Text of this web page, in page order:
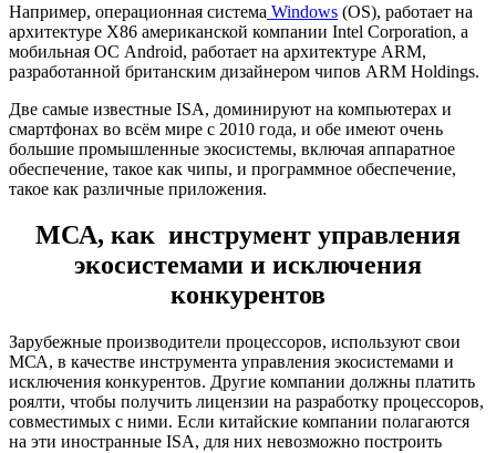
Например, операционная система Windows (OS), работает на
архитектуре X86 американской компании Intel Corporation, а
мобильная ОС Android, работает на архитектуре ARM,
разработанной британским дизайнером чипов ARM Holdings.
Две самые известные ISA, доминируют на компьютерах и
смартфонах во всём мире с 2010 года, и обе имеют очень
большие промышленные экосистемы, включая аппаратное
обеспечение, такое как чипы, и программное обеспечение,
такое как различные приложения.
МСА, как инструмент управления
экосистемами и исключения
конкурентов
Зарубежные производители процессоров, используют свои
МСА, в качестве инструмента управления экосистемами и
исключения конкурентов. Другие компании должны платить
роялти, чтобы получить лицензии на разработку процессоров,
совместимых с ними. Если китайские компании полагаются
на эти иностранные ISA, для них невозможно построить